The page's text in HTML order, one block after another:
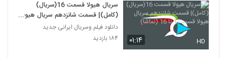
۰۱:۱۴ HD
سریال هیولا قسمت 16(سریال)
(کامل)| قسمت شانزدهم سریال هیولا
قسمت 1 تا 16 (نماشا)
دانلود فیلم وسریال ایرانی جدید
۱۸۴ بازدید